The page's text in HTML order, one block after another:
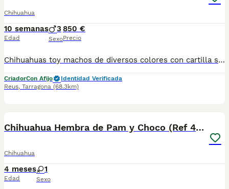
Chihuahua
10 semanas
Edad
3
Sexo
850 €
Precio
Chihuahuas toy machos de diversos colores con cartilla sanitaria vacuna chip desparasitación con garantía víricas y congenitas
CriadorCon Afijo
Identidad Verificada
Reus, Tarragona (68.3km)
Chihuahua Hembra de Pam y Choco (Ref 4143)
Chihuahua
4 meses
Edad
1
Sexo